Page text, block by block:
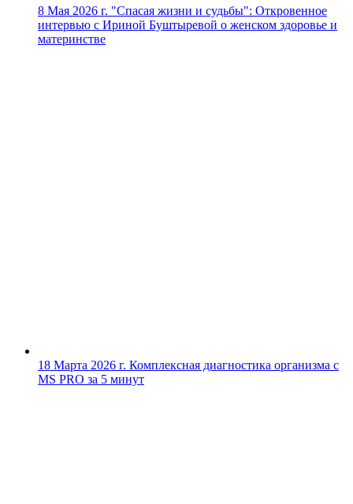
8 Мая 2026 г. "Спасая жизни и судьбы": Откровенное
интервью с Ириной Буштыревой о женском здоровье и
материнстве
18 Марта 2026 г. Комплексная диагностика организма с
MS PRO за 5 минут